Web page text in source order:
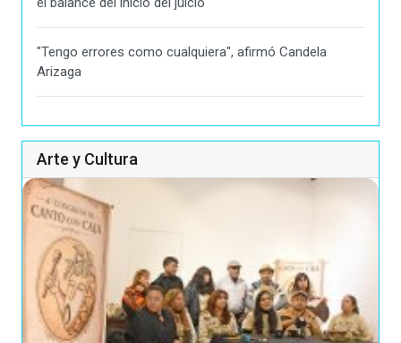
"Tengo errores como cualquiera", afirmó Candela
Arizaga
Arte y Cultura